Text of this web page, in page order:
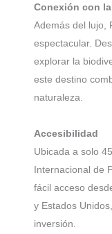
Conexión con
Además del lujo,
espectacular.
explorar la
este destino
naturaleza.
Accesibilidad
Ubicada a solo
Internacional de
fácil acceso
y Estados
inversión.